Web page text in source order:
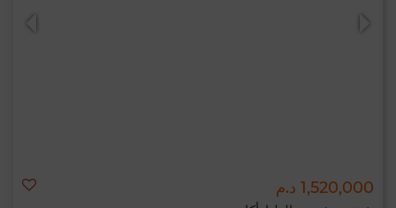
1,520,000 د.م